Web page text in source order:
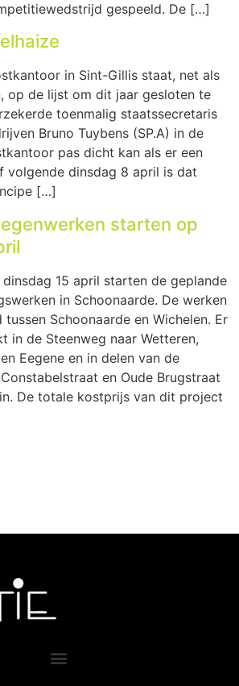
gespeeld. De […]
in Sint-Gillis staat, net als
op de lijst om dit jaar gesloten te
toenmalig staatssecretaris
Bruno Tuybens (SP.A) in de
pas dicht kan als er een
volgende dinsdag 8 april is dat
[…]
starten op
dinsdag 15 april starten de geplande
in Schoonaarde. De werken
Schoonaarde en Wichelen. Er
in de Steenweg naar Wetteren,
Eegene en in delen van de
en Oude Brugstraat
De totale kostprijs van dit project